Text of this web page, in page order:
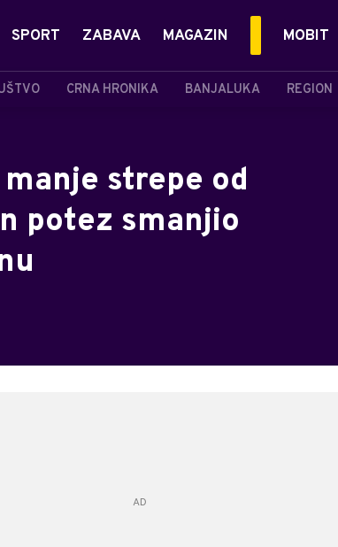
CRNA HRONIKA BANJALUKA REGION
SPORT ZABAVA MAGAZIN MOBIT
strepe od
potez smanjio